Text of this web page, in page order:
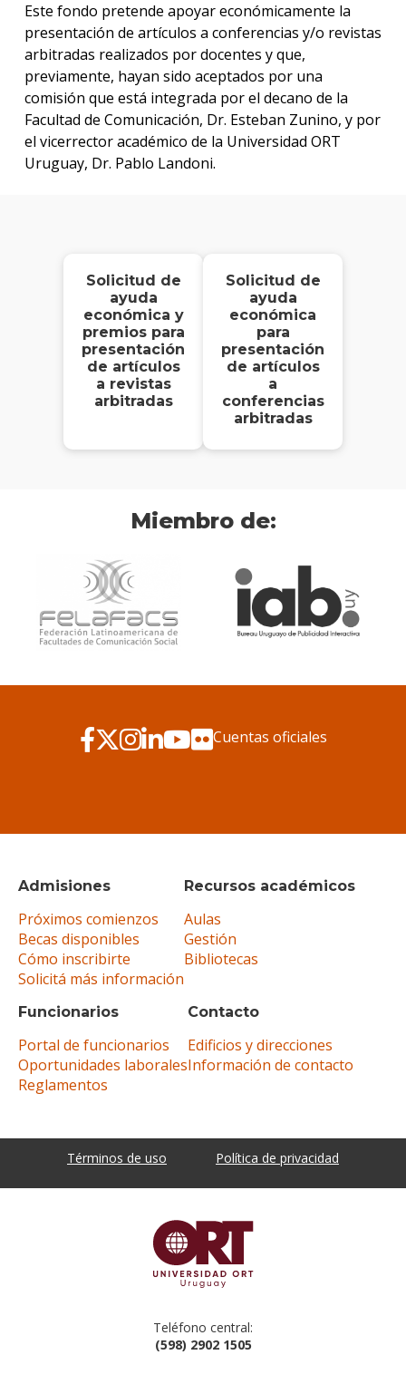
Este fondo pretende apoyar económicamente la
presentación de artículos a conferencias y/o revistas
arbitradas realizados por docentes y que,
previamente, hayan sido aceptados por una
comisión que está integrada por el decano de la
Facultad de Comunicación, Dr. Esteban Zunino, y por
el vicerrector académico de la Universidad ORT
Uruguay, Dr. Pablo Landoni.
Solicitud de
ayuda
económica y
premios para
presentación
de artículos
a revistas
arbitradas
Solicitud de
ayuda
económica
para
presentación
de artículos
a
conferencias
arbitradas
Miembro de:
Admisiones
Próximos comienzos
Becas disponibles
Cómo inscribirte
Solicitá más información
Recursos académicos
Aulas
Gestión
Bibliotecas
Funcionarios
Portal de funcionarios
Oportunidades laborales
Reglamentos
Contacto
Edificios y direcciones
Información de contacto
Cuentas oficiales
Términos de uso Política de privacidad
Teléfono central:
(598) 2902 1505